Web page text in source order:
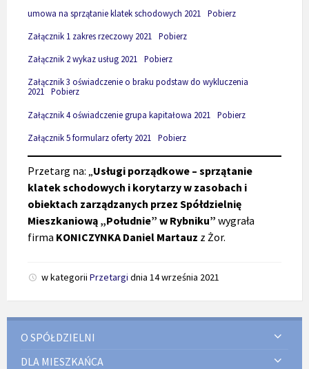
umowa na sprzątanie klatek schodowych 2021 Pobierz
Załącznik 1 zakres rzeczowy 2021 Pobierz
Załącznik 2 wykaz usług 2021 Pobierz
Załącznik 3 oświadczenie o braku podstaw do wykluczenia
2021
Pobierz
Załącznik 4 oświadczenie grupa kapitałowa 2021 Pobierz
Załącznik 5 formularz oferty 2021 Pobierz
Przetarg na: „ Usługi porządkowe – sprzątanie
klatek schodowych i korytarzy w zasobach i
obiektach zarządzanych przez Spółdzielnię
Mieszkaniową „Południe” w Rybniku” wygrała
firma KONICZYNKA Daniel Martauz z Żor.
w kategorii Przetargi dnia 14 września 2021
O SPÓŁDZIELNI
DLA MIESZKAŃCA